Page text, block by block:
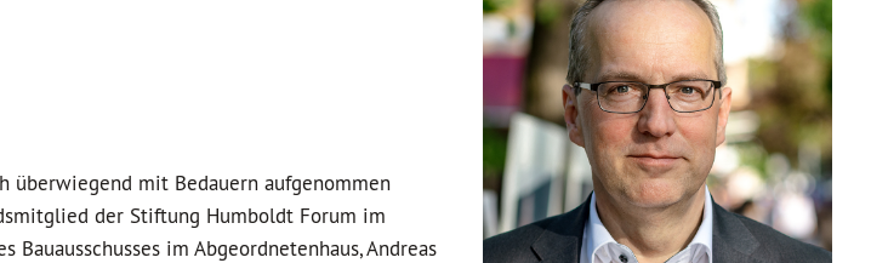
überwiegend mit Bedauern aufgenommen
der Stiftung Humboldt Forum im
im Abgeordnetenhaus, Andreas